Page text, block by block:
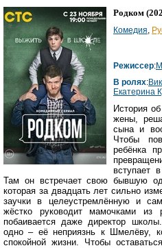
Родком
Комедия
Режиссер:
В ролях:
Екатерина
История
жены,
сына и
Чтобы
ребёнка
вступает
Там он встречает свою бывшую
которая за двадцать лет сильно
заучки в целеустремлённую и
жёстко руководит мамочками из
побаивается даже директор
одно – её неприязнь к Шмелёву,
спокойной жизни. Чтобы